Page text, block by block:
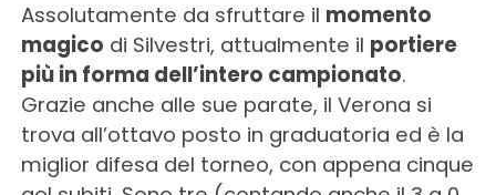
Assolutamente da sfruttare il momento
magico di Silvestri, attualmente il portiere
più in forma dell’intero campionato.
Grazie anche alle sue parate, il Verona si
trova all’ottavo posto in graduatoria ed è la
miglior difesa del torneo, con appena cinque